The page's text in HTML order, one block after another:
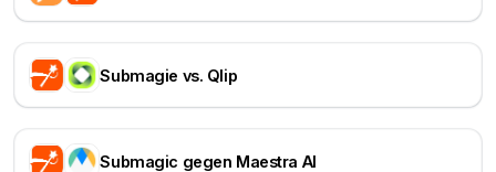
Submagie vs. Qlip
Submagic gegen Maestra AI